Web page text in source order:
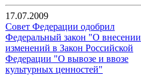
17.07.2009
Совет Федерации одобрил
Федеральный закон "О внесении
изменений в Закон Российской
Федерации "О вывозе и ввозе
культурных ценностей"